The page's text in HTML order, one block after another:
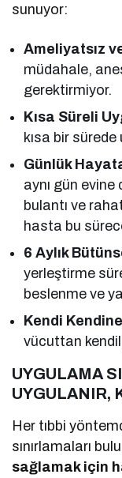
sunuyor:
Ameliyatsız
müdahale,
gerektirmiyor.
Kısa Süreli
kısa bir sürede
Günlük
aynı gün
bulantı ve
hasta bu
6 Aylık
yerleştirme
beslenme ve
Kendi Kendine
vücuttan
UYGULAMA
UYGULANIR,
Her tıbbi
sınırlamaları
sağlamak için